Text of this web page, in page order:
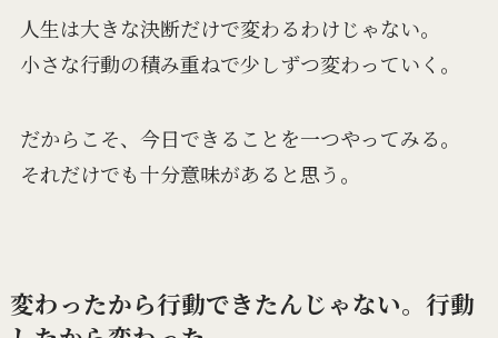
人生は大きな決断だけで変わるわけじゃない。
小さな行動の積み重ねで少しずつ変わっていく。
だからこそ、今日できることを一つやってみる。
それだけでも十分意味があると思う。
変わったから行動できたんじゃない。行動